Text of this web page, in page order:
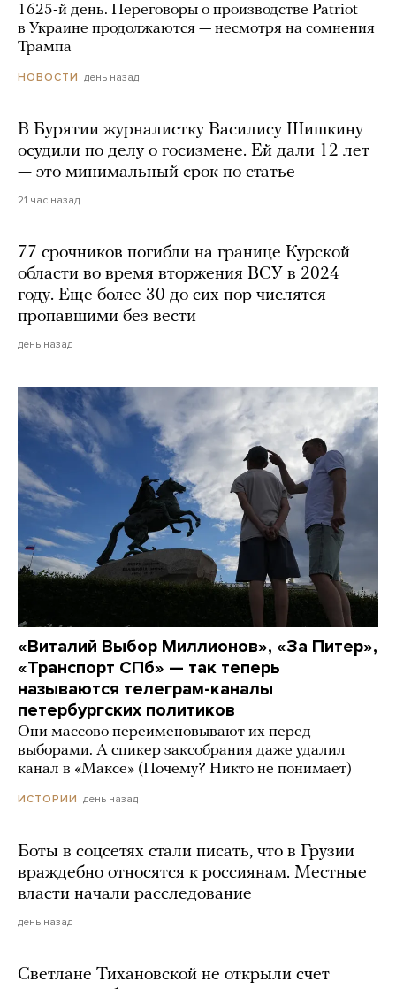
1625-й день. Переговоры о производстве Patriot
в Украине продолжаются — несмотря на сомнения
Трампа
НОВОСТИ день назад
В Бурятии журналистку Василису Шишкину
осудили по делу о госизмене. Ей дали 12 лет
— это минимальный срок по статье
21 час назад
77 срочников погибли на границе Курской
области во время вторжения ВСУ в 2024
году. Еще более 30 до сих пор числятся
пропавшими без вести
день назад
«Виталий Выбор Миллионов», «За Питер»,
«Транспорт СПб» — так теперь
называются телеграм-каналы
петербургских политиков
Они массово переименовывают их перед
выборами. А спикер заксобрания даже удалил
канал в «Максе» (Почему? Никто не понимает)
ИСТОРИИ день назад
Боты в соцсетях стали писать, что в Грузии
враждебно относятся к россиянам. Местные
власти начали расследование
день назад
Светлане Тихановской не открыли счет